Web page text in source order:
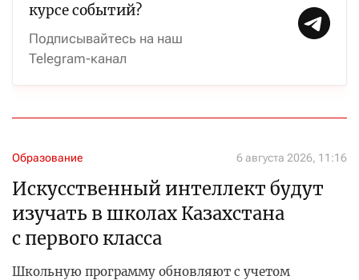
курсе событий?
Подписывайтесь на наш
Telegram-канал
Образование 6 августа 2026, 11:16
Искусственный интеллект будут
изучать в школах Казахстана
с первого класса
Школьную программу обновляют с учетом